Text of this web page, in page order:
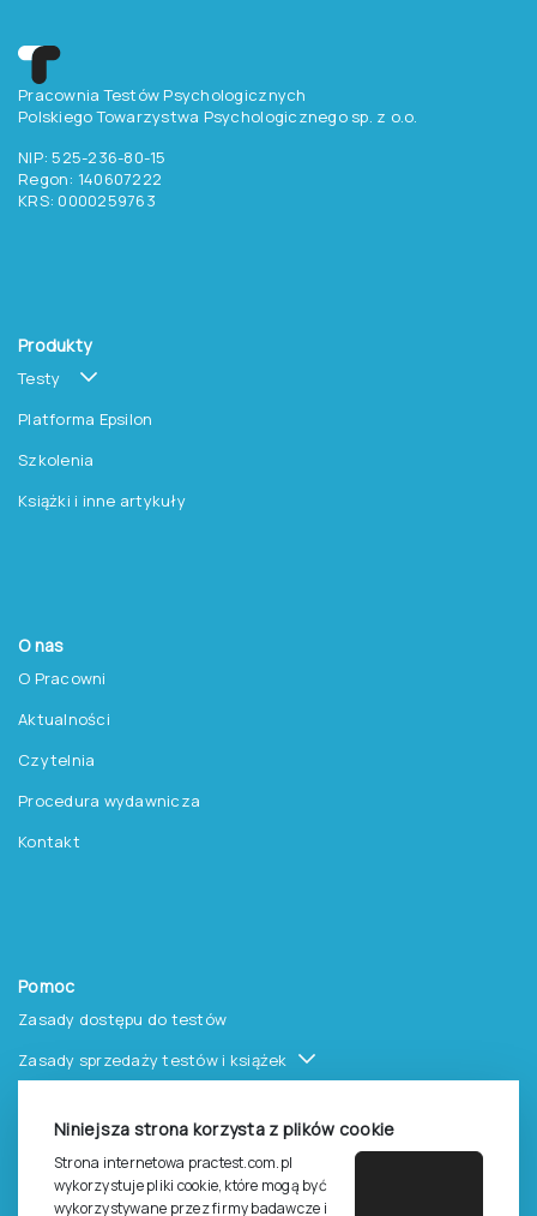
Niniejsza strona korzysta z plików cookie
Strona internetowa practest.com.pl
wykorzystuje pliki cookie, które mogą być
wykorzystywane przez firmy badawcze i
Pracownia Testów Psychologicznych
Polskiego Towarzystwa Psychologicznego sp. z o.o.
NIP: 525-236-80-15
Regon: 140607222
KRS: 0000259763
Produkty
Testy
Platforma Epsilon
Szkolenia
Książki i inne artykuły
O nas
O Pracowni
Aktualności
Czytelnia
Procedura wydawnicza
Kontakt
Pomoc
Zasady dostępu do testów
Zasady sprzedaży testów i książek
Cennik i katalog
Zasady zapisów na szkolenia